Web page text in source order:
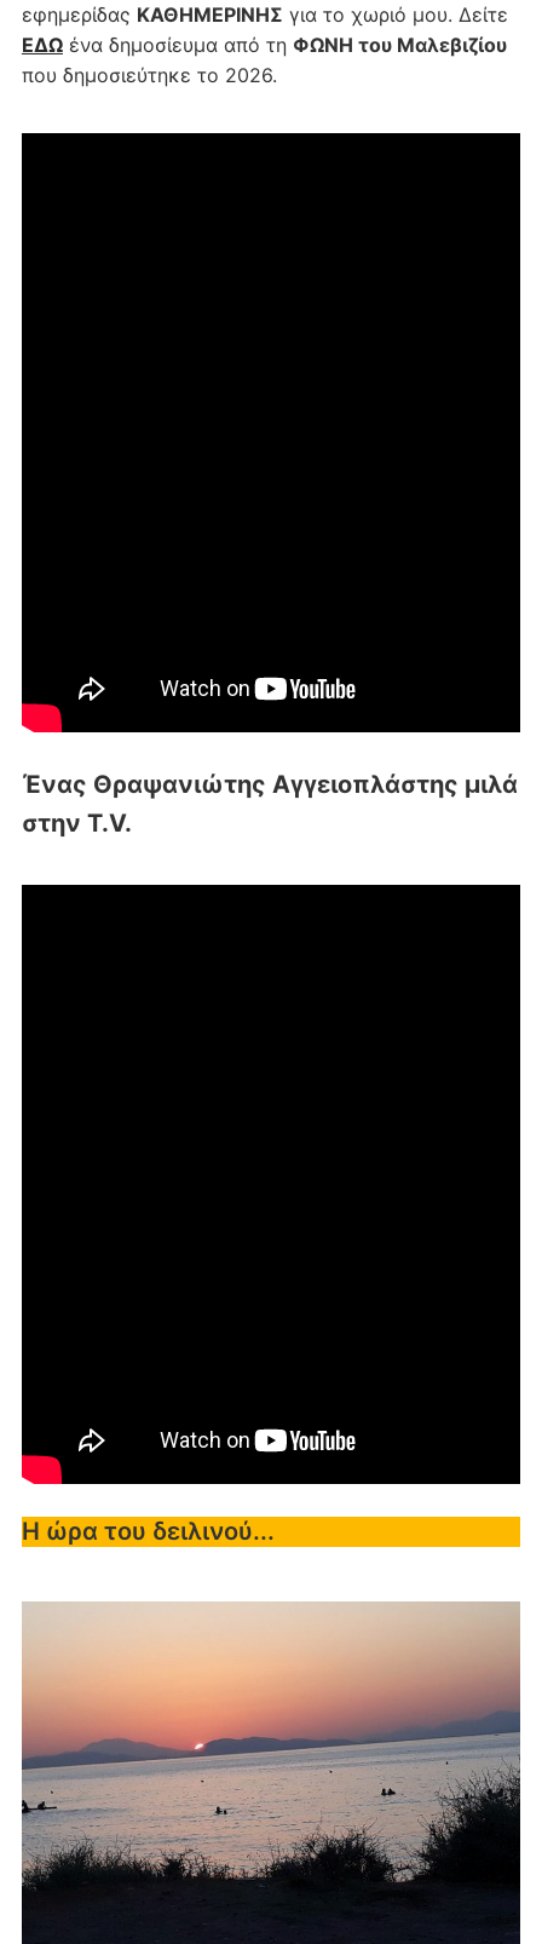
εφημερίδας ΚΑΘΗΜΕΡΙΝΗΣ για το χωριό μου. Δείτε
ΕΔΩένα δημοσίευμα από τη ΦΩΝΗ του Μαλεβιζίου
που δημοσιεύτηκε το 2026.
Ένας Θραψανιώτης Αγγειοπλάστης μιλά
στην T.V.
Η ώρα του δειλινού...